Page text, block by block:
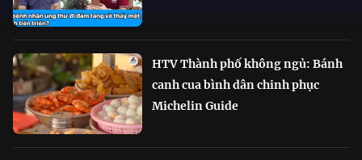
HTV Thành phố không ngủ: Bánh
canh cua bình dân chinh phục
Michelin Guide